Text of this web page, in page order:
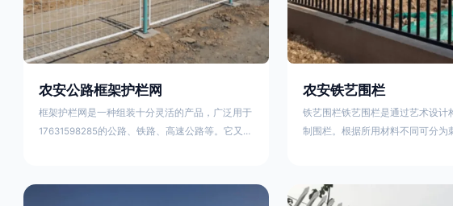
农安公路框架护栏网
框架护栏网是一种组装十分灵活的产品，广泛用于
17631598285的公路、铁路、高速公路等。它又被
而成，具有防腐、抗锈、美观等特点 。框架护栏
农安铁艺围栏
铁艺围栏铁艺围栏是通过艺术设计
制围栏。根据所用材料不同可分为
栏、水泥围栏等。铁艺围栏是通过